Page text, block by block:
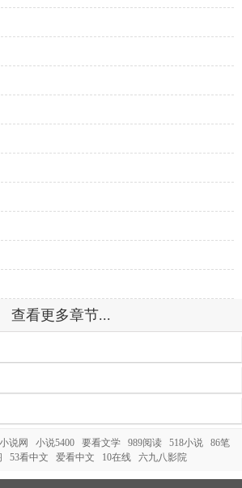
查看更多章节...
说网 小说5400 要看文学 989阅读 518小说
86笔
53看中文 爱看中文 10在线 六九八影院